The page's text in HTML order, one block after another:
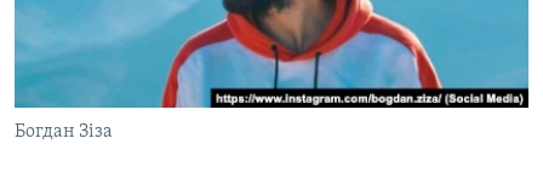
СВІДЧЕННЯ ОКУПАЦІЇ
УКРАЇНСЬКА ПРОБЛЕМА КРИМУ
Qırımtatar
Богдан Зіза